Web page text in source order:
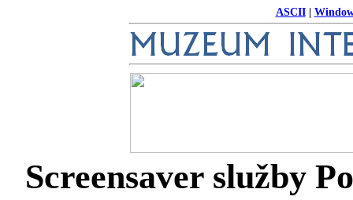
ASCII|
Screensaver služby